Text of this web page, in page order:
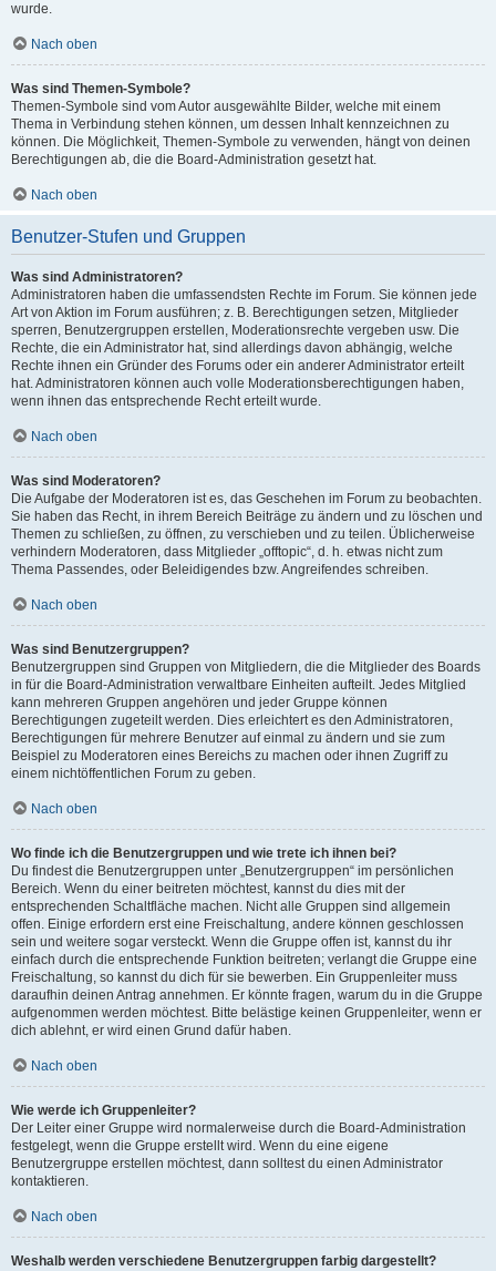
wurde.
Nach oben
Was sind Themen-Symbole?
Themen-Symbole sind vom Autor ausgewählte Bilder, welche mit einem
Thema in Verbindung stehen können, um dessen Inhalt kennzeichnen zu
können. Die Möglichkeit, Themen-Symbole zu verwenden, hängt von deinen
Berechtigungen ab, die die Board-Administration gesetzt hat.
Nach oben
Benutzer-Stufen und Gruppen
Was sind Administratoren?
Administratoren haben die umfassendsten Rechte im Forum. Sie können jede
Art von Aktion im Forum ausführen; z. B. Berechtigungen setzen, Mitglieder
sperren, Benutzergruppen erstellen, Moderationsrechte vergeben usw. Die
Rechte, die ein Administrator hat, sind allerdings davon abhängig, welche
Rechte ihnen ein Gründer des Forums oder ein anderer Administrator erteilt
hat. Administratoren können auch volle Moderationsberechtigungen haben,
wenn ihnen das entsprechende Recht erteilt wurde.
Nach oben
Was sind Moderatoren?
Die Aufgabe der Moderatoren ist es, das Geschehen im Forum zu beobachten.
Sie haben das Recht, in ihrem Bereich Beiträge zu ändern und zu löschen und
Themen zu schließen, zu öffnen, zu verschieben und zu teilen. Üblicherweise
verhindern Moderatoren, dass Mitglieder „offtopic“, d. h. etwas nicht zum
Thema Passendes, oder Beleidigendes bzw. Angreifendes schreiben.
Nach oben
Was sind Benutzergruppen?
Benutzergruppen sind Gruppen von Mitgliedern, die die Mitglieder des Boards
in für die Board-Administration verwaltbare Einheiten aufteilt. Jedes Mitglied
kann mehreren Gruppen angehören und jeder Gruppe können
Berechtigungen zugeteilt werden. Dies erleichtert es den Administratoren,
Berechtigungen für mehrere Benutzer auf einmal zu ändern und sie zum
Beispiel zu Moderatoren eines Bereichs zu machen oder ihnen Zugriff zu
einem nichtöffentlichen Forum zu geben.
Nach oben
Wo finde ich die Benutzergruppen und wie trete ich ihnen bei?
Du findest die Benutzergruppen unter „Benutzergruppen“ im persönlichen
Bereich. Wenn du einer beitreten möchtest, kannst du dies mit der
entsprechenden Schaltfläche machen. Nicht alle Gruppen sind allgemein
offen. Einige erfordern erst eine Freischaltung, andere können geschlossen
sein und weitere sogar versteckt. Wenn die Gruppe offen ist, kannst du ihr
einfach durch die entsprechende Funktion beitreten; verlangt die Gruppe eine
Freischaltung, so kannst du dich für sie bewerben. Ein Gruppenleiter muss
daraufhin deinen Antrag annehmen. Er könnte fragen, warum du in die Gruppe
aufgenommen werden möchtest. Bitte belästige keinen Gruppenleiter, wenn er
dich ablehnt, er wird einen Grund dafür haben.
Nach oben
Wie werde ich Gruppenleiter?
Der Leiter einer Gruppe wird normalerweise durch die Board-Administration
festgelegt, wenn die Gruppe erstellt wird. Wenn du eine eigene
Benutzergruppe erstellen möchtest, dann solltest du einen Administrator
kontaktieren.
Nach oben
Weshalb werden verschiedene Benutzergruppen farbig dargestellt?